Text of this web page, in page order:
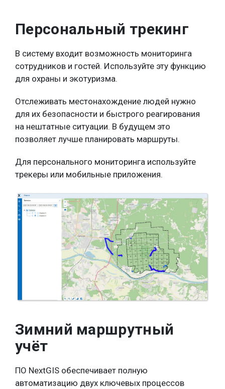
Персональный трекинг
В систему входит возможность мониторинга
сотрудников и гостей. Используйте эту функцию
для охраны и экотуризма.
Отслеживать местонахождение людей нужно
для их безопасности и быстрого реагирования
на нештатные ситуации. В будущем это
позволяет лучше планировать маршруты.
Для персонального мониторинга используйте
трекеры или мобильные приложения.
Зимний маршрутный
учёт
ПО NextGIS обеспечивает полную
автоматизацию двух ключевых процессов